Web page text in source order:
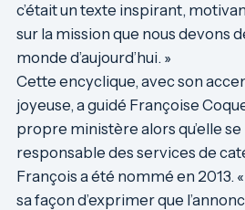
c’était un texte inspirant,
sur la mission que nous devons
monde d’aujourd’hui. »
Cette encyclique, avec son
joyeuse, a guidé Françoise
propre ministère alors qu’elle
responsable des services de
François a été nommé en 2013.
sa façon d’exprimer que